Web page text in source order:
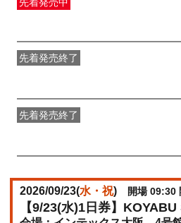
先着発売中
先着発売終了
先着発売終了
2026/09/23(水・祝) 開場 09:30
【9/23(水)1日券】